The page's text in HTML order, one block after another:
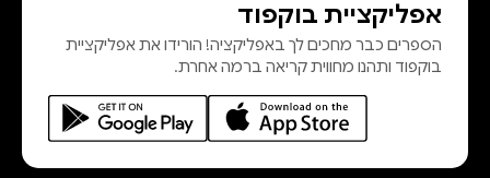
אפליקציית בוקפוד
הספרים כבר מחכים לך באפליקציה! הורידו את אפליקציית
בוקפוד ותהנו מחווית קריאה ברמה אחרת.